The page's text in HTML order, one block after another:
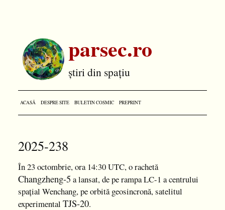
parsec.ro
știri din spațiu
ACASĂ DESPRE SITE BULETIN COSMIC PREPRINT
2025-238
În 23 octombrie, ora 14:30 UTC, o rachetă
Changzheng-5 a lansat, de pe rampa LC-1 a centrului
spațial Wenchang, pe orbită geosincronă, satelitul
experimental TJS-20.